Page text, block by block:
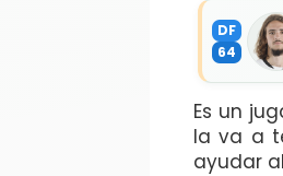
DF
64
Es un
la va a
ayudar